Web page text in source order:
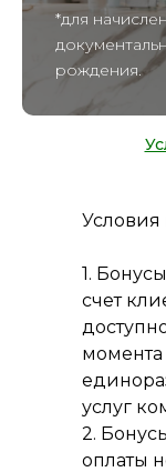
*для
рождения.
Условия
1.
счет
услуг
2.
оплаты